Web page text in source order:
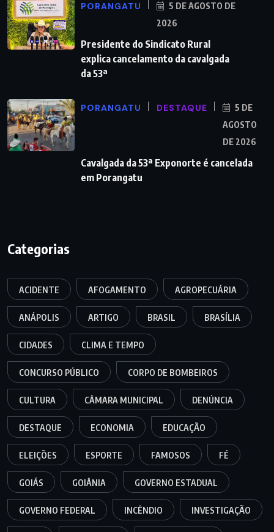
PORANGATU
5 DE AGOSTO DE
2026
Presidente do Sindicato Rural
explica cancelamento da cavalgada
da 53ª
PORANGATU DESTAQUE
5 DE
AGOSTO
DE 2026
Cavalgada da 53ª Exponorte é cancelada
em Porangatu
Categorias
ACIDENTE AFOGAMENTO AGROPECUÁRIA
ANÁPOLIS ARTIGO BRASIL BRASÍLIA
CIDADES CLIMA E TEMPO
CONCURSO PÚBLICO CORPO DE BOMBEIROS
CULTURA CÂMARA MUNICIPAL DENÚNCIA
DESTAQUE ECONOMIA EDUCAÇÃO
ELEIÇÕES ESPORTE FAMOSOS FÉ
GOIÁS GOIÂNIA GOVERNO ESTADUAL
GOVERNO FEDERAL INCÊNDIO INVESTIGAÇÃO